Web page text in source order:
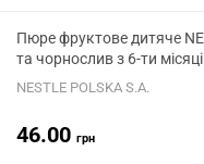
Пюре фруктове дитяче
та чорнослив з 6-ти
NESTLE POLSKA S.A.
46.00 грн